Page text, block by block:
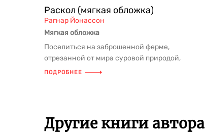
Раскол (мягкая обложка)
Рагнар Йонассон
Мягкая обложка
Поселиться на заброшенной ферме,
отрезанной от мира суровой природой,
было весьма рискованной затеей...
ПОДРОБНЕЕ
Другие книги автора